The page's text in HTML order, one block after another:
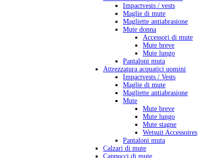
Impactvests / vests
Maglie di mute
Magliette antiabrasione
Mute donna
Accessori di mute
Mute breve
Mute lungo
Pantaloni muta
Attrezzatura acquatici uomini
Impactvests / Vests
Maglie di mute
Magliette antiabrasione
Mute
Mute breve
Mute lungo
Mute stagne
Wetsuit Accessoires
Pantaloni muta
Calzari di mute
Cappucci di mute